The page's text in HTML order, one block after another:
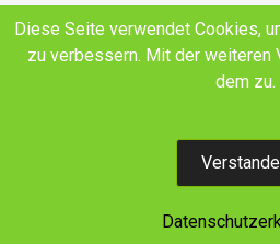
E-Mail Facebook
Land schafft Verbindung
Diese Seite verwendet Cookies,
zu verbessern. Mit der weiteren
dem zu.